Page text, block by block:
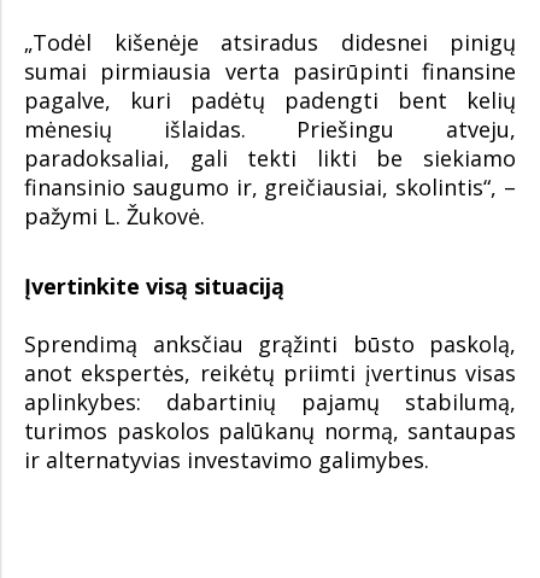
„Todėl kišenėje atsiradus didesnei pinigų
sumai pirmiausia verta pasirūpinti finansine
pagalve, kuri padėtų padengti bent kelių
mėnesių išlaidas. Priešingu atveju,
paradoksaliai, gali tekti likti be siekiamo
finansinio saugumo ir, greičiausiai, skolintis“, –
pažymi L. Žukovė.
Įvertinkite visą situaciją
Sprendimą anksčiau grąžinti būsto paskolą,
anot ekspertės, reikėtų priimti įvertinus visas
aplinkybes: dabartinių pajamų stabilumą,
turimos paskolos palūkanų normą, santaupas
ir alternatyvias investavimo galimybes.